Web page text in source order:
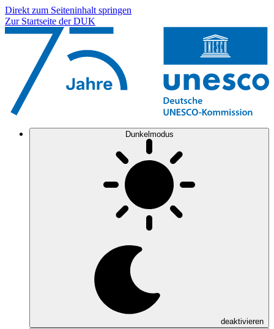
Direkt zum Seiteninhalt springen
Zur Startseite der DUK
Dunkelmodus
deaktivieren